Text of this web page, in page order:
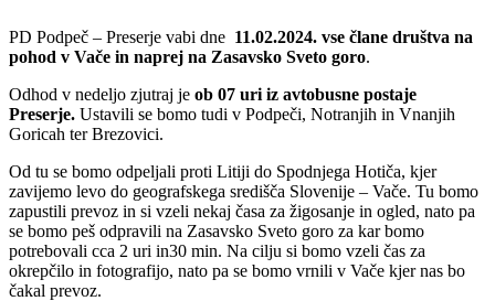
PD Podpeč – Preserje vabi dne 11.02.2024. vse člane društva na
pohod v Vače in naprej na Zasavsko Sveto goro.
Odhod v nedeljo zjutraj je ob 07 uri iz avtobusne postaje
Preserje. Ustavili se bomo tudi v Podpeči, Notranjih in Vnanjih
Goricah ter Brezovici.
Od tu se bomo odpeljali proti Litiji do Spodnjega Hotiča, kjer
zavijemo levo do geografskega središča Slovenije – Vače. Tu bomo
zapustili prevoz in si vzeli nekaj časa za žigosanje in ogled, nato pa
se bomo peš odpravili na Zasavsko Sveto goro za kar bomo
potrebovali cca 2 uri in30 min. Na cilju si bomo vzeli čas za
okrepčilo in fotografijo, nato pa se bomo vrnili v Vače kjer nas bo
čakal prevoz.